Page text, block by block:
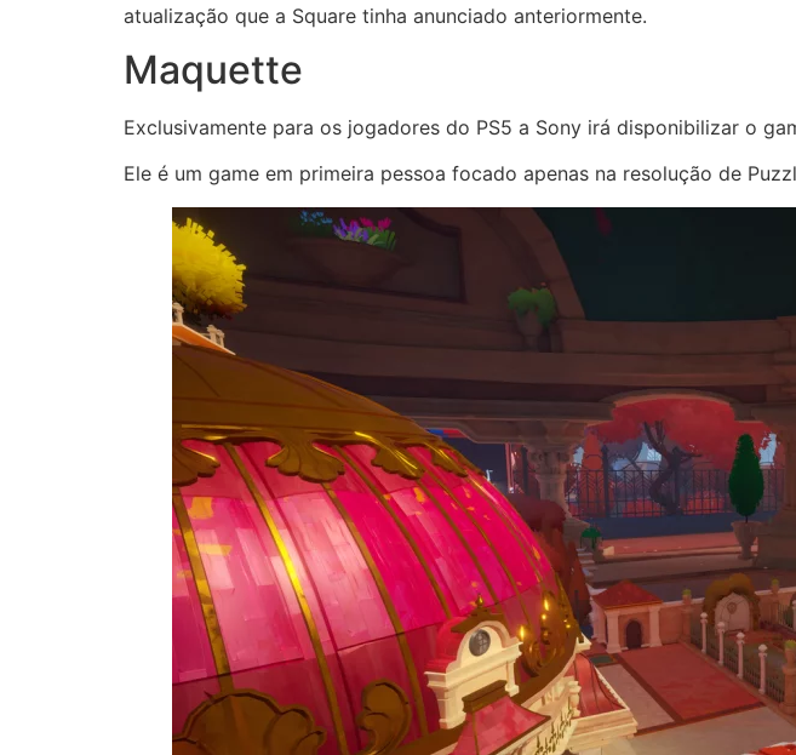
atualização que a Square tinha anunciado anteriormente.
Maquette
Exclusivamente para os jogadores do PS5 a Sony irá disponibilizar o
Ele é um game em primeira pessoa focado apenas na resolução de